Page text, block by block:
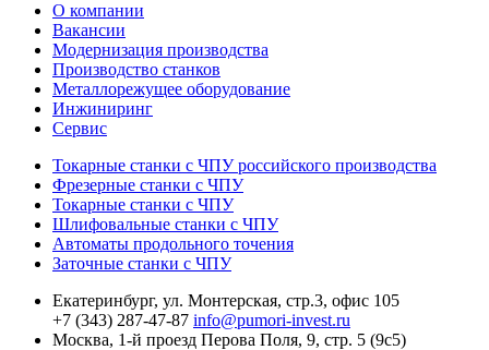
О компании
Вакансии
Модернизация производства
Производство станков
Металлорежущее оборудование
Инжиниринг
Сервис
Токарные станки с ЧПУ российского производства
Фрезерные станки с ЧПУ
Токарные станки с ЧПУ
Шлифовальные станки с ЧПУ
Автоматы продольного точения
Заточные станки с ЧПУ
Екатеринбург, ул. Монтерская, стр.3, офис 105
+7 (343) 287-47-87 info@pumori-invest.ru
Москва, 1-й проезд Перова Поля, 9, стр. 5 (9с5)